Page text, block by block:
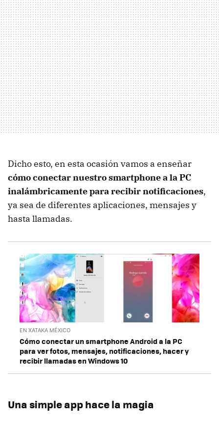
Dicho esto, en esta ocasión vamos a enseñar
cómo conectar nuestro smartphone a la PC
inalámbricamente para recibir notificaciones,
ya sea de diferentes aplicaciones, mensajes y
hasta llamadas.
EN XATAKA MÉXICO
Cómo conectar un smartphone Android a la PC
para ver fotos, mensajes, notificaciones, hacer y
recibir llamadas en Windows 10
Una simple app hace la magia